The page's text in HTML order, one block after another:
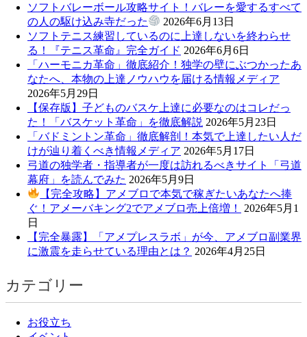
ソフトバレーボール攻略サイト！バレーを愛するすべて
の人の駆け込み寺だった
2026年6月13日
ソフトテニス練習しているのに上達しないを終わらせ
る！『テニス革命』完全ガイド 2026年6月6日
「ハーモニカ革命」徹底紹介！独学の壁にぶつかったあ
なたへ、本物の上達ノウハウを届ける情報メディア
2026年5月29日
【保存版】子どものバスケ上達に必要なのはコレだっ
た！「バスケット革命」を徹底解説 2026年5月23日
「バドミントン革命」徹底解剖！本気で上達したい人だ
けが辿り着くべき情報メディア 2026年5月17日
弓道の独学者・指導者が一度は訪れるべきサイト「弓道
幕府」を読んでみた 2026年5月9日
【完全攻略】アメブロで本気で稼ぎたいあなたへ捧
ぐ！アメーバキング2でアメブロ売上倍増！
2026年5月1
日
【完全暴露】「アメプレスラボ」が今、アメブロ副業界
に激震を走らせている理由とは？ 2026年4月25日
カテゴリー
お役立ち